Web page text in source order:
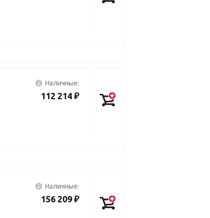
Наличные:
112 214 ₽
Наличные:
156 209 ₽